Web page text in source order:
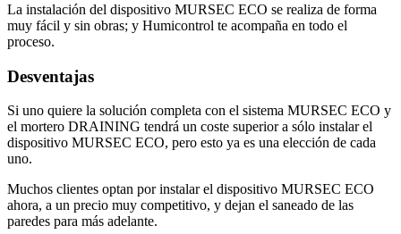
La instalación del dispositivo MURSEC ECO se realiza de forma
muy fácil y sin obras; y Humicontrol te acompaña en todo el
proceso.
Desventajas
Si uno quiere la solución completa con el sistema MURSEC ECO y
el mortero DRAINING tendrá un coste superior a sólo instalar el
dispositivo MURSEC ECO, pero esto ya es una elección de cada
uno.
Muchos clientes optan por instalar el dispositivo MURSEC ECO
ahora, a un precio muy competitivo, y dejan el saneado de las
paredes para más adelante.